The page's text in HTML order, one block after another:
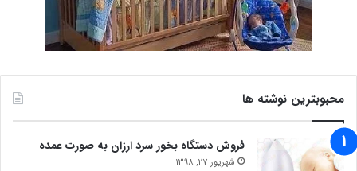
محبوبترین نوشته ها
فروش دستگاه بخور سرد ارزان به صورت عمده
شهریور 27, 1398